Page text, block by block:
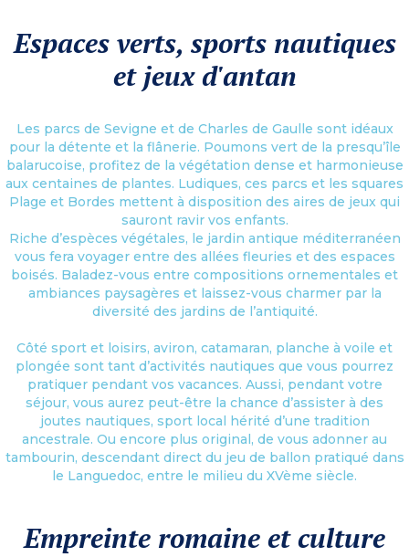
Espaces verts, sports nautiques
et jeux d'antan
Les parcs de Sevigne et de Charles de Gaulle sont idéaux
pour la détente et la flânerie. Poumons vert de la presqu’île
balarucoise, profitez de la végétation dense et harmonieuse
aux centaines de plantes. Ludiques, ces parcs et les squares
Plage et Bordes mettent à disposition des aires de jeux qui
sauront ravir vos enfants.
Riche d’espèces végétales, le jardin antique méditerranéen
vous fera voyager entre des allées fleuries et des espaces
boisés. Baladez-vous entre compositions ornementales et
ambiances paysagères et laissez-vous charmer par la
diversité des jardins de l’antiquité.
Côté sport et loisirs, aviron, catamaran, planche à voile et
plongée sont tant d’activités nautiques que vous pourrez
pratiquer pendant vos vacances. Aussi, pendant votre
séjour, vous aurez peut-être la chance d’assister à des
joutes nautiques, sport local hérité d’une tradition
ancestrale. Ou encore plus original, de vous adonner au
tambourin, descendant direct du jeu de ballon pratiqué dans
le Languedoc, entre le milieu du XVème siècle.
Empreinte romaine et culture